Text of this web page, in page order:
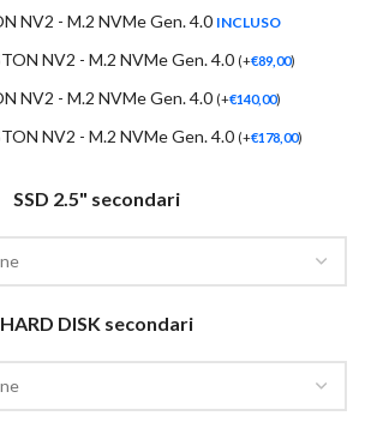
NV2 - M.2 NVMe Gen. 4.0 INCLUSO
NV2 - M.2 NVMe Gen. 4.0 (+€89,00)
NV2 - M.2 NVMe Gen. 4.0 (+€140,00)
NV2 - M.2 NVMe Gen. 4.0 (+€178,00)
SSD 2.5" secondari
HARD DISK secondari